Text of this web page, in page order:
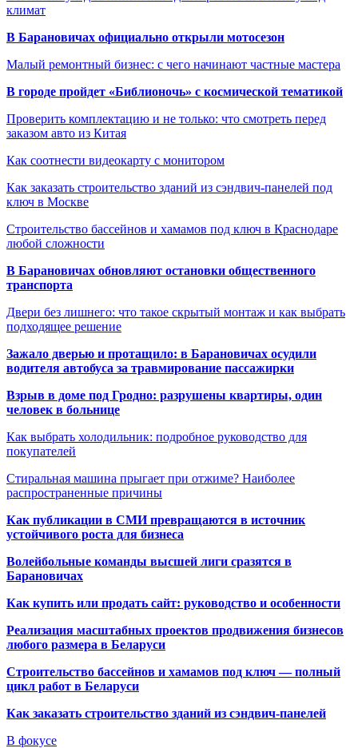
климат
В Барановичах официально открыли мотосезон
Малый ремонтный бизнес: с чего начинают частные мастера
В городе пройдет «Библионочь» с космической тематикой
Проверить комплектацию и не только: что смотреть перед
заказом авто из Китая
Как соотнести видеокарту с монитором
Как заказать строительство зданий из сэндвич-панелей под
ключ в Москве
Строительство бассейнов и хамамов под ключ в Краснодаре
любой сложности
В Барановичах обновляют остановки общественного
транспорта
Двери без лишнего: что такое скрытый монтаж и как выбрать
подходящее решение
Зажало дверью и протащило: в Барановичах осудили
водителя автобуса за травмирование пассажирки
Взрыв в доме под Гродно: разрушены квартиры, один
человек в больнице
Как выбрать холодильник: подробное руководство для
покупателей
Стиральная машина прыгает при отжиме? Наиболее
распространенные причины
Как публикации в СМИ превращаются в источник
устойчивого роста для бизнеса
Волейбольные команды высшей лиги сразятся в
Барановичах
Как купить или продать сайт: руководство и особенности
Реализация масштабных проектов продвижения бизнесов
любого размера в Беларуси
Строительство бассейнов и хамамов под ключ — полный
цикл работ в Беларуси
Как заказать строительство зданий из сэндвич-панелей
В фокусе